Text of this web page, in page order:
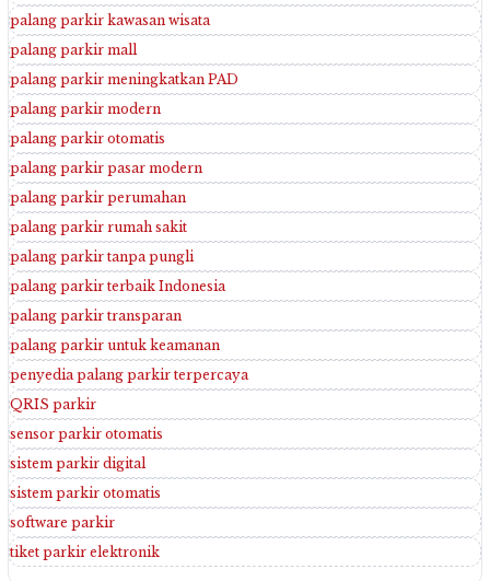
palang parkir kawasan wisata
palang parkir mall
palang parkir meningkatkan PAD
palang parkir modern
palang parkir otomatis
palang parkir pasar modern
palang parkir perumahan
palang parkir rumah sakit
palang parkir tanpa pungli
palang parkir terbaik Indonesia
palang parkir transparan
palang parkir untuk keamanan
penyedia palang parkir terpercaya
QRIS parkir
sensor parkir otomatis
sistem parkir digital
sistem parkir otomatis
software parkir
tiket parkir elektronik